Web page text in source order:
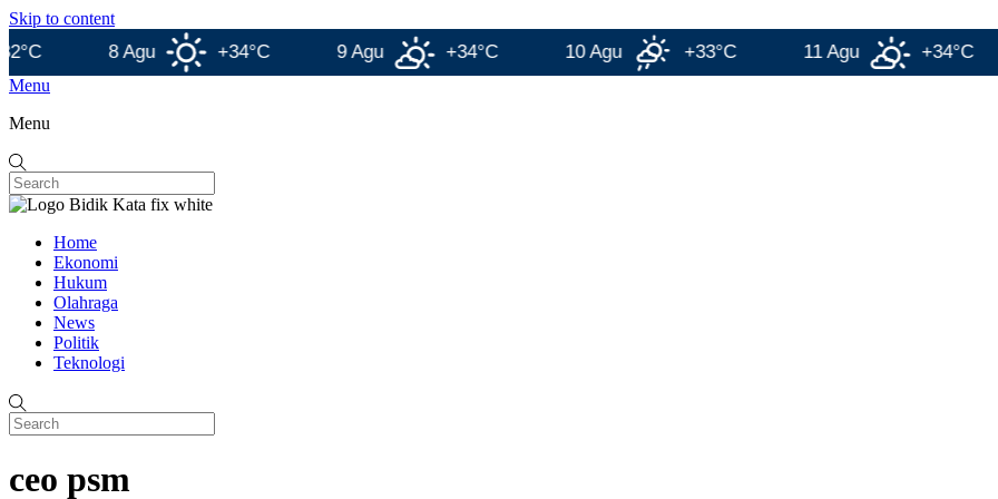
Skip to content
+34°C +34°C 10 Agu +33°C 11 Agu +34°C
Menu
Menu
Home
Ekonomi
Hukum
Olahraga
News
Politik
Teknologi
ceo psm